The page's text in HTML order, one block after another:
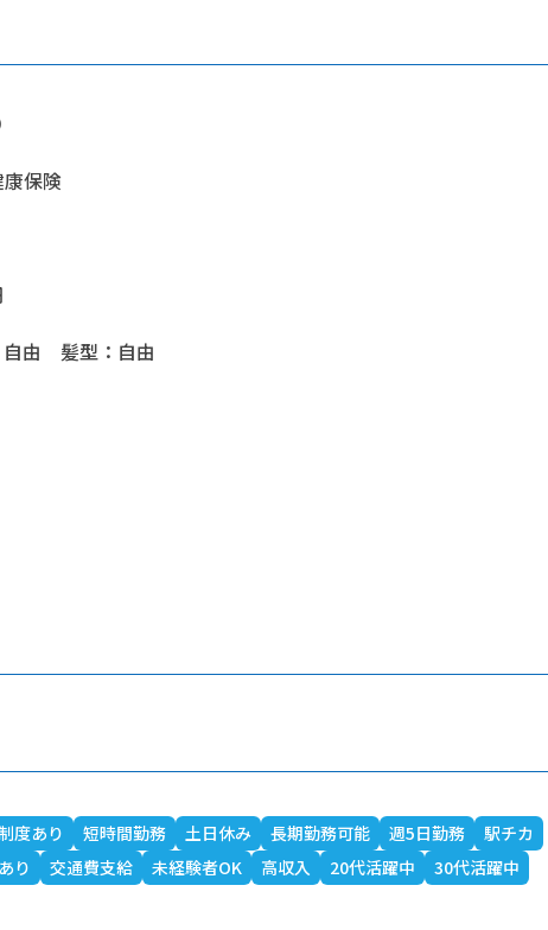
保険
由 髪型：自由
度あり 短時間勤務 土日休み 長期勤務可能 週5日勤務
駅チカ
り 交通費支給 未経験者OK 高収入 20代活躍中
30代活躍中